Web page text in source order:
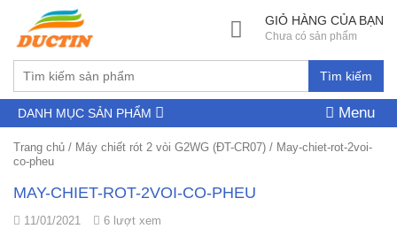
Tìm kiếm
GIỎ HÀNG CỦA BẠN
Chưa có sản phẩm
DANH MỤC SẢN PHẨM Menu
Trang chủ / Máy chiết rót 2 vòi G2WG (ĐT-CR07) / May-chiet-rot-2voi-
co-pheu
MAY-CHIET-ROT-2VOI-CO-PHEU
11/01/2021 6 lượt xem